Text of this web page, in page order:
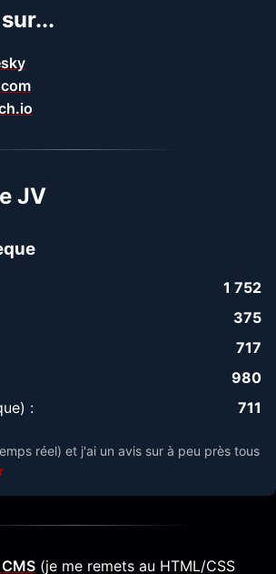
JV
1 752
375
717
980
:
711
réel) et j'ai un avis sur à peu près tous
(je me remets au HTML/CSS